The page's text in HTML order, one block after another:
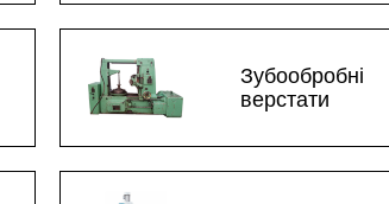
Зубообробні
верстати